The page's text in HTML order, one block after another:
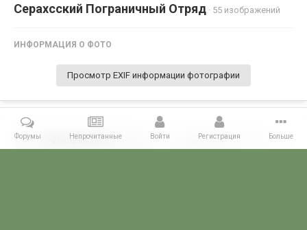
Серахсский Пограничный Отряд · 55 изображений
ИНФОРМАЦИЯ О ФОТО
Просмотр EXIF информации фотографии
Поделиться Подписчики 0
Форумы Непрочитанные Войти Регистрация Больше